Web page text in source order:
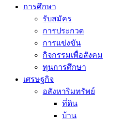
การศึกษา
รับสมัคร
การประกวด
การแข่งขัน
กิจกรรมเพื่อสังคม
ทุนการศึกษา
เศรษฐกิจ
อสังหาริมทรัพย์
ที่ดิน
บ้าน